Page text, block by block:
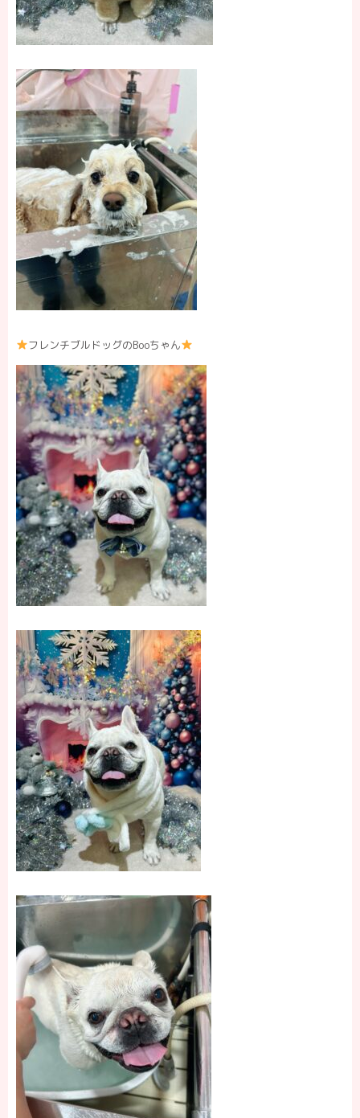
フレンチブルドッグのBooちゃん